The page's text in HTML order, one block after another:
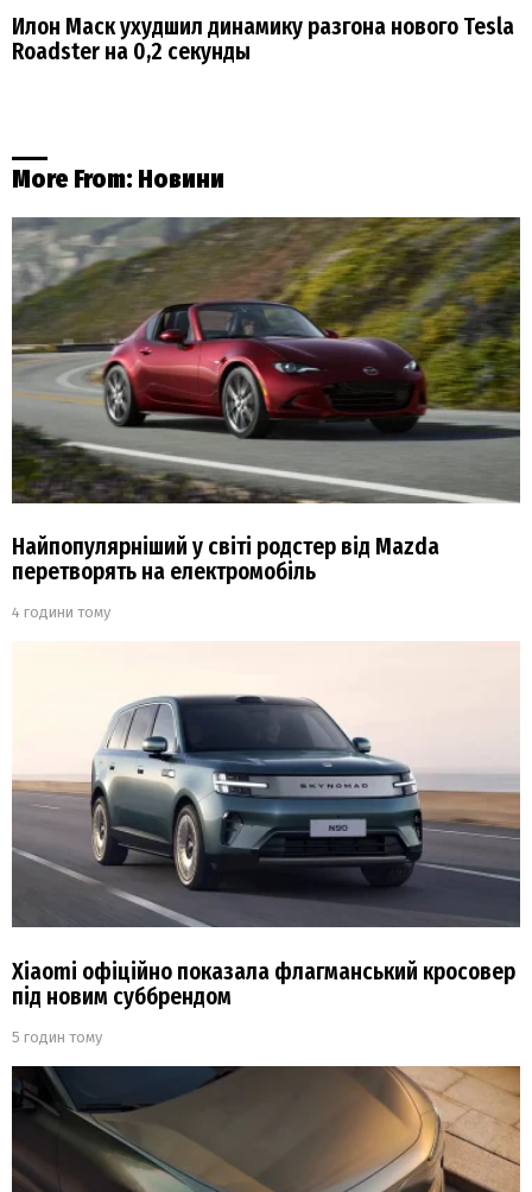
Илон Маск ухудшил динамику разгона нового Tesla
Roadster на 0,2 секунды
More From: Новини
Найпопулярніший у світі родстер від Mazda
перетворять на електромобіль
4 години тому
Xiaomi офіційно показала флагманський кросовер
під новим суббрендом
5 годин тому